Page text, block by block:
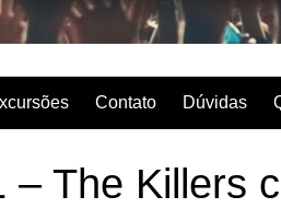
Contato Dúvidas
– The Killers